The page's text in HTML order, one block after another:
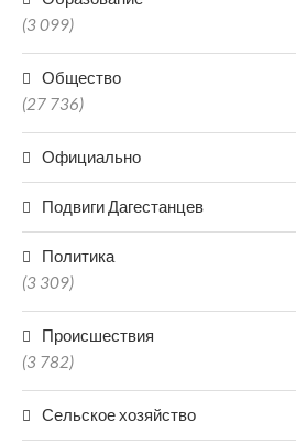
(3 099)
Общество
(27 736)
Официально
Подвиги Дагестанцев
Политика
(3 309)
Происшествия
(3 782)
Сельское хозяйство